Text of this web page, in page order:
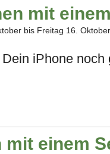
mit
bis Freitag 16.
iPhone
einem